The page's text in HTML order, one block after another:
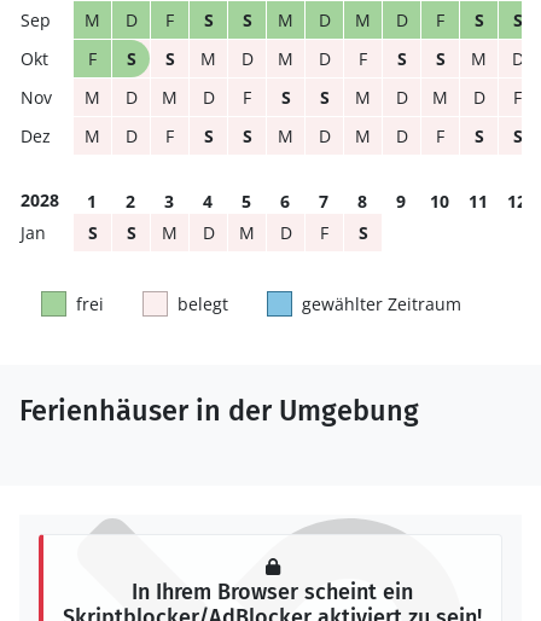
M D F S S M D M D F S
S
F
S S M D M D F S S M
D
M
D M D F S S M D M D
F
M
D F S S M D M D F S S
2028 1 2 3 4 5 6 7 8 9 10 11
12
S
S M D M D F S
frei belegt gewählter Zeitraum
Ferienhäuser in der Umgebung
In Ihrem Browser scheint ein